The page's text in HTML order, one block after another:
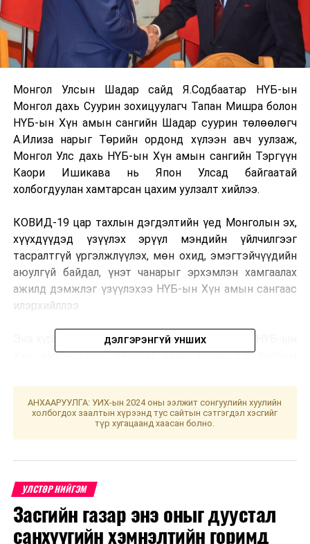
Монгол Улсын Шадар сайд Я.Содбаатар НҮБ-ын
Монгол дахь Суурин зохицуулагч Тапан Мишра болон
НҮБ-ын Хүн амын сангийн Шадар суурин төлөөлөгч
А.Илиза нарыг Төрийн ордонд хүлээн авч уулзаж,
Монгол Улс дахь НҮБ-ын Хүн амын сангийн Тэргүүн
Каори Ишикава нь Япон Улсад байгаатай
холбогдуулан хамтарсан цахим уулзалт хийлээ.
КОВИД-19 цар тахлын дэгдэлтийн үед Монголын эх,
хүүхдүүдэд үзүүлэх эрүүл мэндийн үйлчилгээг
тасралтгүй үргэлжлүүлэх, мөн охид, эмэгтэйчүүдийн
аюулгүй байдал, үнэт чанарыг эрхэмлэн хамгаалах
ажилд дэмжлэг үзүүлэхээ НҮБ-ын Хүн амын сангаас
илэрхийллээ.
Энэ хүрээнд Люксенбургийн Засгийн газраас НҮБ-ын
Хүн амын санд 345,000 евро буюу 1.1 тэрбум
тусламж нь Монгол Улсад КОВИД-19 цар тахалтай
тэмцэх, хариу арга хэмжээ авах, бэлэн байдлыг
хангах талаар авч байгаа арга хэмжээнд дэмжлэг
үзүүлэх зорилготой юм.
эмнэлгүүдийг амьсгалын аппарат, эх хүүхдийн эрүүл
мэндийн эмч, ажилчдад шаардлагатай хувийн
хамгаалалтын хэрэгслээр хангах үйл ажиллагааг
тусгасныг Шадар сайдад танилцуулав.
ДЭЛГЭРЭНГҮЙ УНШИХ
АНХААРУУЛГА: УИХ-ын 2024 оны ээлжит сонгуулийн хуулийн
холбогдох заалтын хүрээнд тус сайтын сэтгэгдэл хэсгийг
түр хугацаанд хаасан болно.
УЛСТӨР НИЙГЭМ
Засгийн газар энэ оныг дуустал
санхүүгийн хэмнэлтийн горимд